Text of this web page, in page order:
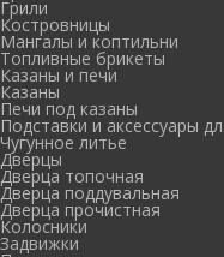
Грили
Костровницы
Мангалы и коптильни
Топливные брикеты
Казаны и печи
Казаны
Печи под казаны
Подставки и аксессуары
Чугунное литье
Дверцы
Дверца топочная
Дверца поддувальная
Дверца прочистная
Колосники
Задвижки